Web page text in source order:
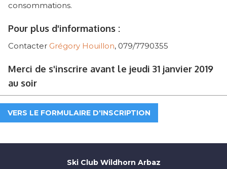
consommations.
Pour plus d'informations :
Contacter Grégory Houillon, 079/7790355
Merci de s'inscrire avant le jeudi 31 janvier 2019
au soir
VERS LE FORMULAIRE D'INSCRIPTION
Ski Club Wildhorn Arbaz